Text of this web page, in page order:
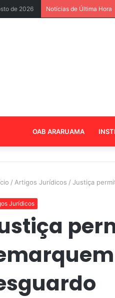
de 2026 Notícias de Última Hora
OAB ARARUAMA
/ Artigos Jurídicos / Justiça
Jurídicos